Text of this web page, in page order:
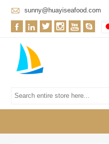
 sunny@huayiseafood.com
     